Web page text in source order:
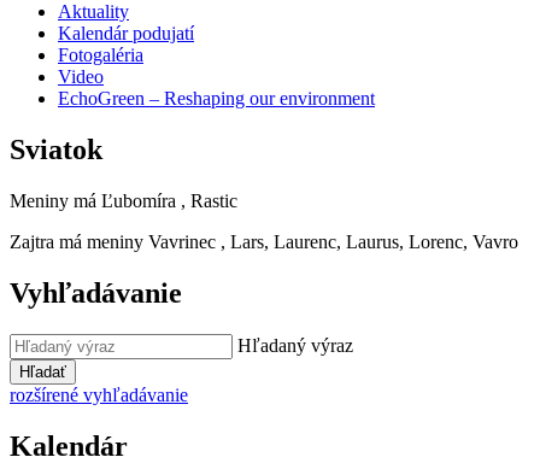
Aktuality
Kalendár podujatí
Fotogaléria
Video
EchoGreen – Reshaping our environment
Sviatok
Meniny má Ľubomíra , Rastic
Zajtra má meniny Vavrinec , Lars, Laurenc, Laurus, Lorenc, Vavro
Vyhľadávanie
Hľadaný výraz
Hľadať
rozšírené vyhľadávanie
Kalendár